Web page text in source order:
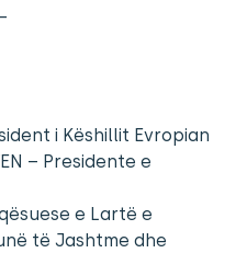
i Këshillit Evropian
– Presidente e
e Lartë e
të Jashtme dhe